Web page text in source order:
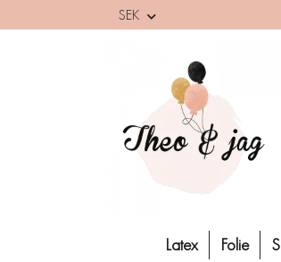
SEK
Latex Folie